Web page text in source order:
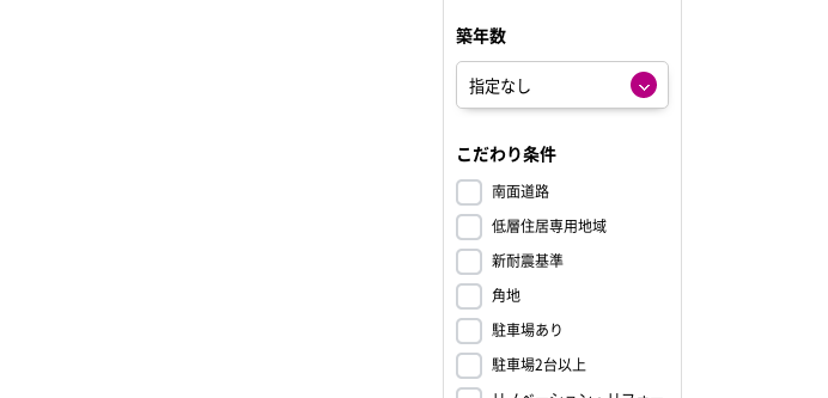
築年数
こだわり条件
南面道路
低層住居専用地域
新耐震基準
角地
駐車場あり
駐車場2台以上